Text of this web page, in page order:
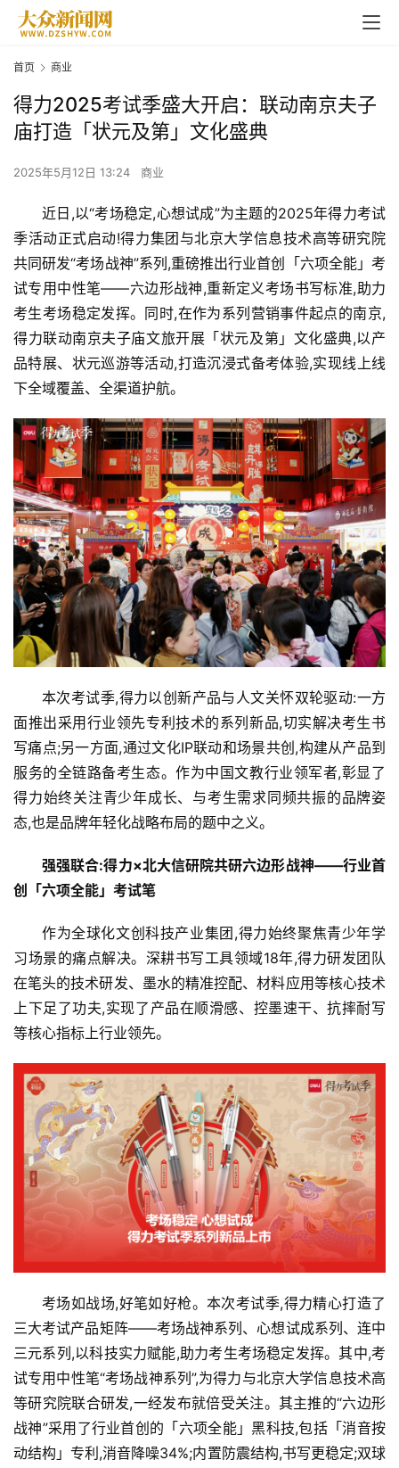
首页 商业
得力2025考试季盛大开启：联动南京夫子
庙打造「状元及第」文化盛典
2025年5月12日 13:24 商业
近日,以“考场稳定,心想试成”为主题的2025年得力考试
季活动正式启动!得力集团与北京大学信息技术高等研究院
共同研发“考场战神”系列,重磅推出行业首创「六项全能」考
试专用中性笔——六边形战神,重新定义考场书写标准,助力
考生考场稳定发挥。同时,在作为系列营销事件起点的南京,
得力联动南京夫子庙文旅开展「状元及第」文化盛典,以产
品特展、状元巡游等活动,打造沉浸式备考体验,实现线上线
下全域覆盖、全渠道护航。
本次考试季,得力以创新产品与人文关怀双轮驱动:一方
面推出采用行业领先专利技术的系列新品,切实解决考生书
写痛点;另一方面,通过文化IP联动和场景共创,构建从产品到
服务的全链路备考生态。作为中国文教行业领军者,彰显了
得力始终关注青少年成长、与考生需求同频共振的品牌姿
态,也是品牌年轻化战略布局的题中之义。
强强联合:得力×北大信研院共研六边形战神——行业首
创「六项全能」考试笔
作为全球化文创科技产业集团,得力始终聚焦青少年学
习场景的痛点解决。深耕书写工具领域18年,得力研发团队
在笔头的技术研发、墨水的精准控配、材料应用等核心技术
上下足了功夫,实现了产品在顺滑感、控墨速干、抗摔耐写
等核心指标上行业领先。
考场如战场,好笔如好枪。本次考试季,得力精心打造了
三大考试产品矩阵——考场战神系列、心想试成系列、连中
三元系列,以科技实力赋能,助力考生考场稳定发挥。其中,考
试专用中性笔“考场战神系列”,为得力与北京大学信息技术高
等研究院联合研发,一经发布就倍受关注。其主推的“六边形
战神”采用了行业首创的「六项全能」黑科技,包括「消音按
动结构」专利,消音降噪34%;内置防震结构,书写更稳定;双球